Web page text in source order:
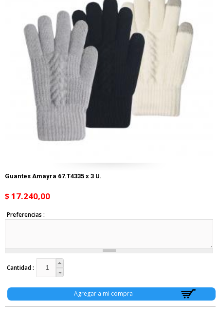
Guantes Amayra 67.T4335 x 3 U.
$ 17.240,00
Preferencias
Cantidad